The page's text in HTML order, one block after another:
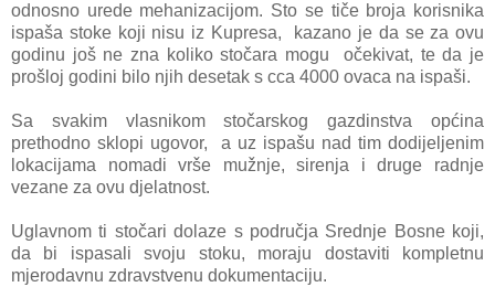
odnosno urede mehanizacijom. Sto se tiče broja korisnika
ispaša stoke koji nisu iz Kupresa, kazano je da se za ovu
godinu još ne zna koliko stočara mogu očekivat, te da je
prošloj godini bilo njih desetak s cca 4000 ovaca na ispaši.
Sa svakim vlasnikom stočarskog gazdinstva općina
prethodno sklopi ugovor, a uz ispašu nad tim dodijeljenim
lokacijama nomadi vrše mužnje, sirenja i druge radnje
vezane za ovu djelatnost.
Uglavnom ti stočari dolaze s područja Srednje Bosne koji,
da bi ispasali svoju stoku, moraju dostaviti kompletnu
mjerodavnu zdravstvenu dokumentaciju.